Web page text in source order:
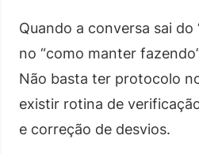
Quando a conversa sai do
no “como manter
Não basta ter protocolo
existir rotina de
e correção de desvios.